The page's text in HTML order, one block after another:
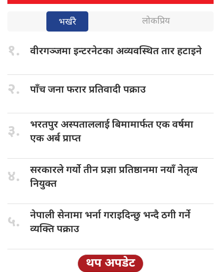
भर्खरै लोकप्रिय
१. वीरगञ्जमा इन्टरनेटकाअव्यवस्थित तार हटाइने
२. पाँच जनाफरार प्रतिवादी पक्राउ
३. भरतपुर अस्पताललाईबिमामार्फत एक वर्षमा
एक अर्ब प्राप्त
४. सरकारले गर्योतीन प्रज्ञा प्रतिष्ठानमा नयाँ नेतृत्व
नियुक्त
५. नेपाली सेनामा भर्ना गराइदिन्छु भन्दै ठगी गर्ने
व्यक्ति पक्राउ
थप अपडेट